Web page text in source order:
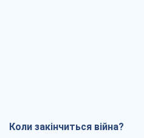
Коли закінчиться війна?